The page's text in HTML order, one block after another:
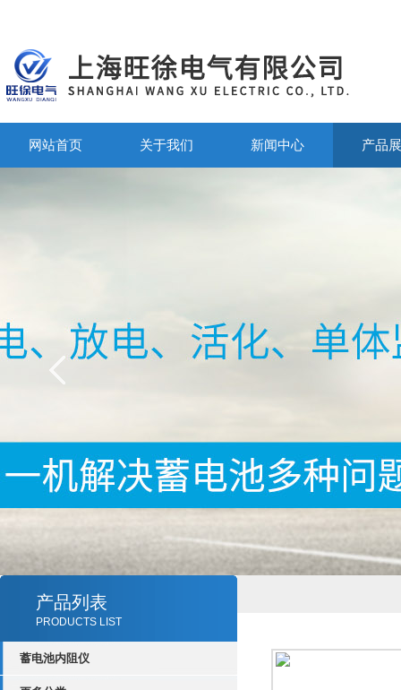
网站首页 关于我们 新闻中心 产品
产品列表
PRODUCTS LIST
蓄电池内阻仪